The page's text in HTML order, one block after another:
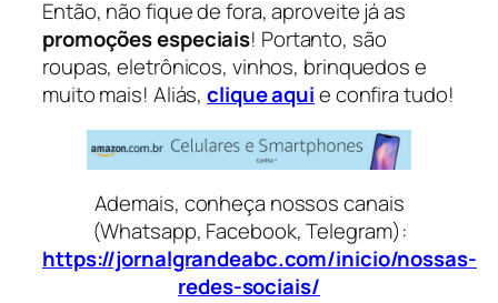
Então, não fique de fora, aproveite já as
promoções especiais! Portanto, são
roupas, eletrônicos, vinhos, brinquedos e
muito mais! Aliás,clique aquie confira tudo!
Ademais, conheça nossos canais
(Whatsapp, Facebook, Telegram):
https://jornalgrandeabc.com/inicio/nossas-
redes-sociais/